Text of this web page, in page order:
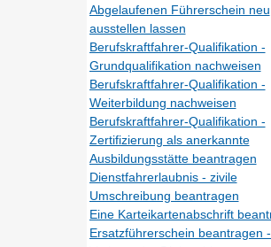
Abgelaufenen Führerschein neu
ausstellen lassen
Berufskraftfahrer-Qualifikation -
Grundqualifikation nachweisen
Berufskraftfahrer-Qualifikation -
Weiterbildung nachweisen
Berufskraftfahrer-Qualifikation -
Zertifizierung als anerkannte
Ausbildungsstätte beantragen
Dienstfahrerlaubnis - zivile
Umschreibung beantragen
Eine Karteikartenabschrift
Ersatzführerschein beantragen